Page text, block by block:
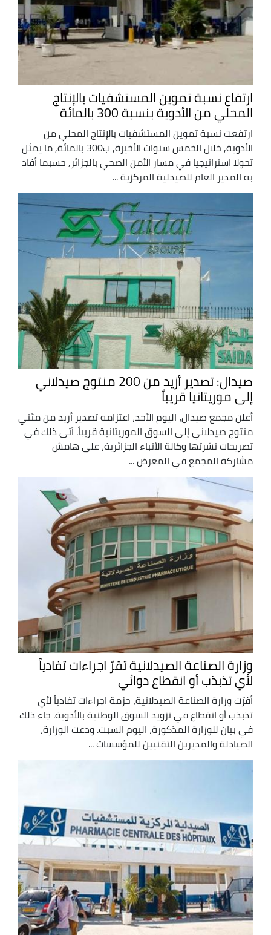
ارتفاع نسبة تموين المستشفيات بالإنتاج
المحلي من الأدوية بنسبة 300 بالمائة
ارتفعت نسبة تموين المستشفيات بالإنتاج المحلي من
الأدوية, خلال الخمس سنوات الأخيرة, ب300 بالمائة, ما يمثل
تحولا استراتيجيا في مسار الأمن الصحي بالجزائر, حسبما أفاد
به المدير العام للصيدلية المركزية ...
صيدال: تصدير أزيد من 200 منتوج صيدلاني
إلى موريتانيا قريباً
أعلن مجمع صيدال، اليوم الأحد، اعتزامه تصدير أزيد من مئتي
منتوج صيدلاني إلى السوق الموريتانية قريباً. أتى ذلك في
تصريحات نشرتها وكالة الأنباء الجزائرية، على هامش
مشاركة المجمع في المعرض ...
وزارة الصناعة الصيدلانية تقرّ اجراءات تفادياً
لأي تذبذب أو انقطاع دوائي
أقرّت وزارة الصناعة الصيدلانية، حزمة اجراءات تفادياً لأي
تذبذب أو انقطاع في تزويد السوق الوطنية بالأدوية. جاء ذلك
في بيان للوزارة المذكورة، اليوم السبت. ودعت الوزارة،
الصيادلة والمديرين التقنيين للمؤسسات ...